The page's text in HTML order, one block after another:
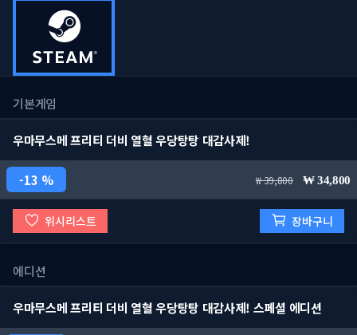
기본게임
우마무스메 프리티 더비 열혈 우당탕탕 대감사제!
13 % 39,800 34,800
위시리스트 장바구니
에디션
우마무스메 프리티 더비 열혈 우당탕탕 대감사제! 스페셜 에디션